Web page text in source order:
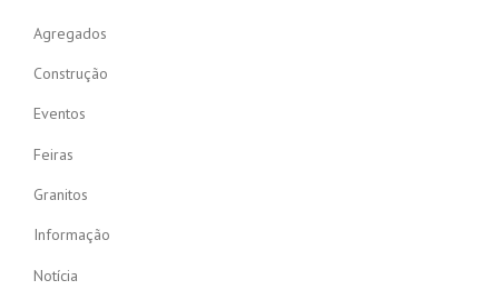
Agregados
Construção
Eventos
Feiras
Granitos
Informação
Notícia